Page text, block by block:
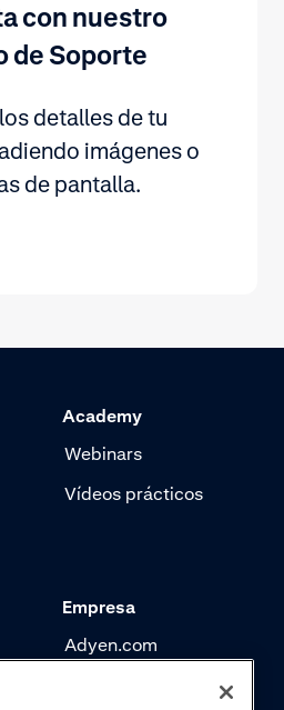
con nuestro
de Soporte
detalles de tu
imágenes o
de pantalla.
Academy
Webinars
Vídeos prácticos
Empresa
Adyen.com